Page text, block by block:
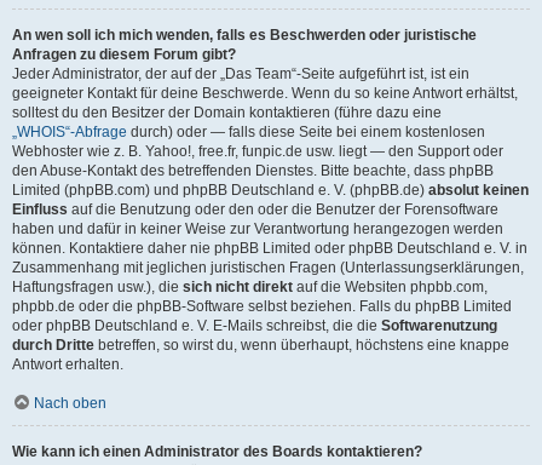
An wen soll ich mich wenden, falls es Beschwerden oder juristische
Anfragen zu diesem Forum gibt?
Jeder Administrator, der auf der „Das Team“-Seite aufgeführt ist, ist ein
geeigneter Kontakt für deine Beschwerde. Wenn du so keine Antwort erhältst,
solltest du den Besitzer der Domain kontaktieren (führe dazu eine
„WHOIS“-Abfrage durch) oder — falls diese Seite bei einem kostenlosen
Webhoster wie z. B. Yahoo!, free.fr, funpic.de usw. liegt — den Support oder
den Abuse-Kontakt des betreffenden Dienstes. Bitte beachte, dass phpBB
Limited (phpBB.com) und phpBB Deutschland e. V. (phpBB.de) absolut keinen
Einfluss auf die Benutzung oder den oder die Benutzer der Forensoftware
haben und dafür in keiner Weise zur Verantwortung herangezogen werden
können. Kontaktiere daher nie phpBB Limited oder phpBB Deutschland e. V. in
Zusammenhang mit jeglichen juristischen Fragen (Unterlassungserklärungen,
Haftungsfragen usw.), die sich nicht direkt auf die Websiten phpbb.com,
phpbb.de oder die phpBB-Software selbst beziehen. Falls du phpBB Limited
oder phpBB Deutschland e. V. E-Mails schreibst, die die Softwarenutzung
durch Dritte betreffen, so wirst du, wenn überhaupt, höchstens eine knappe
Antwort erhalten.
Nach oben
Wie kann ich einen Administrator des Boards kontaktieren?